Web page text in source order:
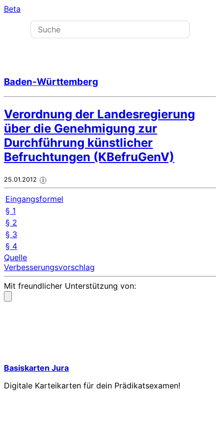
Beta
Baden-Württemberg
Verordnung der Landesregierung
über die Genehmigung zur
Durchführung künstlicher
Befruchtungen (KBefruGenV)
25.01.2012 i
Eingangsformel
§ 1
§ 2
§ 3
§ 4
Quelle
Verbesserungsvorschlag
Mit freundlicher Unterstützung von:
Basiskarten Jura
Digitale Karteikarten für dein Prädikatsexamen!